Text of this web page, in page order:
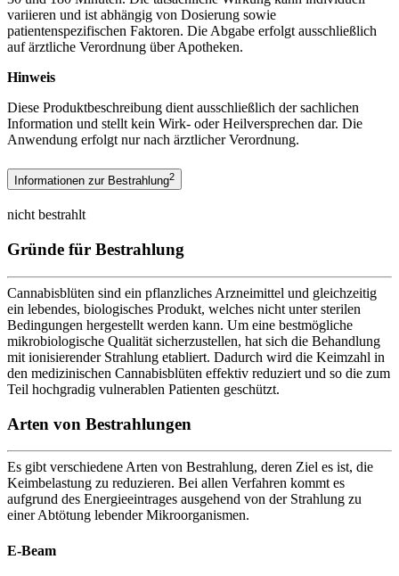
variieren und ist abhängig von Dosierung sowie
patientenspezifischen Faktoren. Die Abgabe erfolgt ausschließlich
auf ärztliche Verordnung über Apotheken.
Hinweis
Diese Produktbeschreibung dient ausschließlich der sachlichen
Information und stellt kein Wirk- oder Heilversprechen dar. Die
Anwendung erfolgt nur nach ärztlicher Verordnung.
Informationen zur Bestrahlung2
nicht bestrahlt
Gründe für Bestrahlung
Cannabisblüten sind ein pflanzliches Arzneimittel und gleichzeitig
ein lebendes, biologisches Produkt, welches nicht unter sterilen
Bedingungen hergestellt werden kann. Um eine bestmögliche
mikrobiologische Qualität sicherzustellen, hat sich die Behandlung
mit ionisierender Strahlung etabliert. Dadurch wird die Keimzahl in
den medizinischen Cannabisblüten effektiv reduziert und so die zum
Teil hochgradig vulnerablen Patienten geschützt.
Arten von Bestrahlungen
Es gibt verschiedene Arten von Bestrahlung, deren Ziel es ist, die
Keimbelastung zu reduzieren. Bei allen Verfahren kommt es
aufgrund des Energieeintrages ausgehend von der Strahlung zu
einer Abtötung lebender Mikroorganismen.
E-Beam